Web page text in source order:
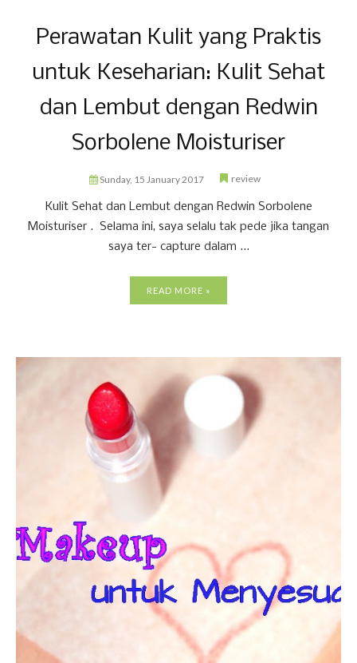
Perawatan Kulit yang Praktis
untuk Keseharian: Kulit Sehat
dan Lembut dengan Redwin
Sorbolene Moisturiser
Sunday, 15 January 2017 review
Kulit Sehat dan Lembut dengan Redwin Sorbolene
Moisturiser . Selama ini, saya selalu tak pede jika tangan
saya ter- capture dalam ...
READ MORE »